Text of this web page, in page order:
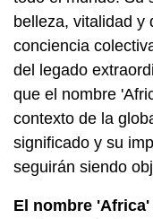
belleza, vitalidad y
conciencia
del legado
que el nombre
contexto de la
significado y su
seguirán siendo
El nombre